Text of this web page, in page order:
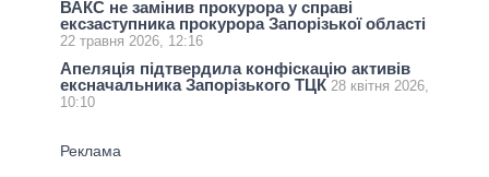
ВАКС не замінив прокурора у справі
ексзаступника прокурора Запорізької області
22 травня 2026, 12:16
Апеляція підтвердила конфіскацію активів
ексначальника Запорізького ТЦК 28 квітня 2026,
10:10